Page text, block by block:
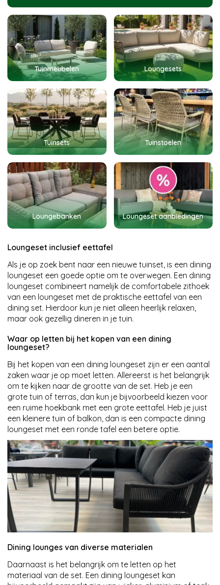
Tuinmeubelen Loungesets
Tuinsets Tuinstoelen
Loungebanken Loungeset aanbiedingen
Loungeset inclusief eettafel
Als je op zoek bent naar een nieuwe tuinset, is een dining
loungeset een goede optie om te overwegen. Een dining
loungeset combineert namelijk de comfortabele zithoek
van een loungeset met de praktische eettafel van een
dining set. Hierdoor kun je niet alleen heerlijk relaxen,
maar ook gezellig dineren in je tuin.
Waar op letten bij het kopen van een dining
loungeset?
Bij het kopen van een dining loungeset zijn er een aantal
zaken waar je op moet letten. Allereerst is het belangrijk
om te kijken naar de grootte van de set. Heb je een
grote tuin of terras, dan kun je bijvoorbeeld kiezen voor
een ruime hoekbank met een grote eettafel. Heb je juist
een kleinere tuin of balkon, dan is een compacte dining
loungeset met een ronde tafel een betere optie.
Dining lounges van diverse materialen
Daarnaast is het belangrijk om te letten op het
materiaal van de set. Een dining loungeset kan